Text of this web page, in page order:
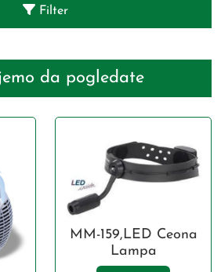
Filter
da pogledate
MM-159,LED Ceona
Lampa